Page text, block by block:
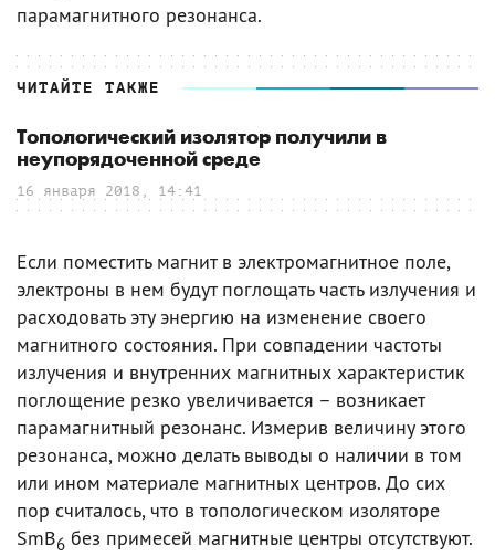
парамагнитного резонанса.
ЧИТАЙТЕ ТАКЖЕ
Топологический изолятор получили в
неупорядоченной среде
16 января 2018, 14:41
Если поместить магнит в электромагнитное поле,
электроны в нем будут поглощать часть излучения и
расходовать эту энергию на изменение своего
магнитного состояния. При совпадении частоты
излучения и внутренних магнитных характеристик
поглощение резко увеличивается – возникает
парамагнитный резонанс. Измерив величину этого
резонанса, можно делать выводы о наличии в том
или ином материале магнитных центров. До сих
пор считалось, что в топологическом изоляторе
SmB6 без примесей магнитные центры отсутствуют.